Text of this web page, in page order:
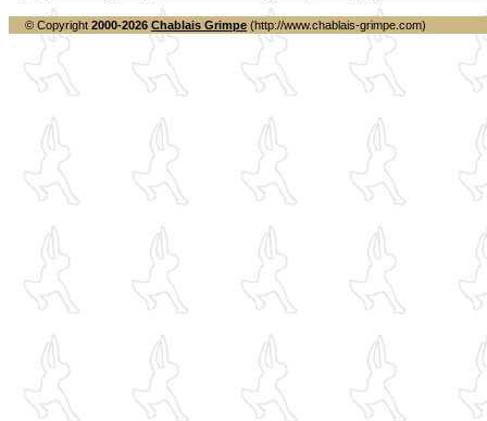
© Copyright 2000-2026 Chablais Grimpe (http://www.chablais-grimpe.com)